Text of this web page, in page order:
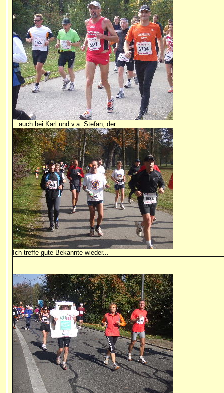
...auch bei Karl und v.a. Stefan, der...
Ich treffe gute Bekannte wieder...